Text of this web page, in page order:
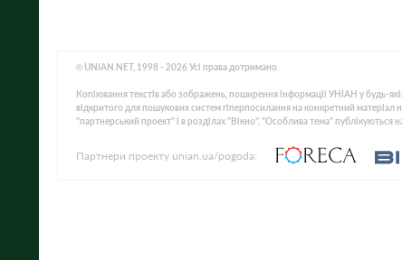
© UNIAN.NET, 1998 - 2026 Усі права дотримано.
Копіювання текстів або зображень, поширення інформації УНІАН у будь-
відкритого для пошукових систем гіперпосилання на конкретний
"партнерський проект" і в розділах "Вікно", "Особлива тема" публікуються
Партнери проекту unian.ua/pogoda: